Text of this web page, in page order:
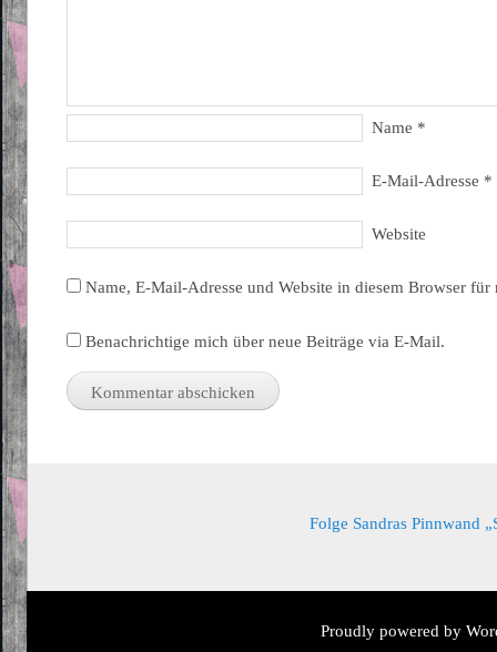
Name *
E-Mail-Adresse *
Website
Name, E-Mail-Adresse und Website in diesem Browser
Benachrichtige mich über neue Beiträge via E-Mail.
Folge Sandras Pinnwand
Proudly powered by